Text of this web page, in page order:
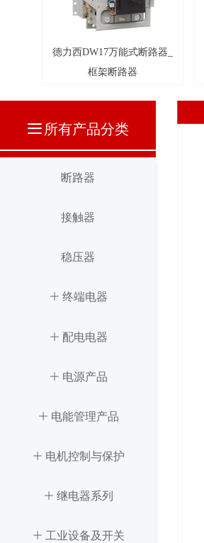
끀 所有产品分类
断路器
断路器
接触器
接触器
稳压器
稳压器
ꄶ 终端电器
ꄶ 终端电器
ꄶ 配电电器
ꄶ 配电电器
ꄶ 电源产品
ꄶ电源产品
ꄶ 电能管理产品
ꄶ电能管理产品
ꄶ 电机控制与保护
电机控制与保护
ꄶ 继电器系列
ꄶ 继电器系列
ꄶ 工业设备及开关
德力西DW17万能式断路器_
框架断路器